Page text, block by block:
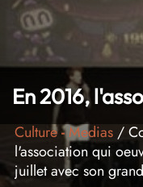
En 2016,
Culture-Medias /
l'association qui
juillet avec son